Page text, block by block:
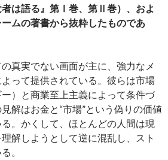
者は語る』第Ⅰ巻、第Ⅱ巻）、およ
ムの著書から抜粋したものであ
真実でない画面が主に、強力なメ
って提供されている。彼らは市場
）と商業至上主義によって条件づ
解はお金と“市場”という偽りの価値
。かくして、ほとんどの人間は現
解しようとして逆に混乱し、スト
。